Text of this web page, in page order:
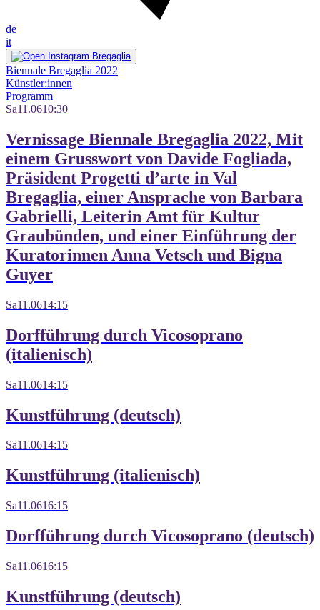
de
it
Biennale Bregaglia 2022
Künstler:innen
Programm
Sa11.0610:30
Vernissage Biennale Bregaglia 2022, Mit
einem Grusswort von Davide Fogliada,
Präsident Progetti d’arte in Val
Bregaglia, einer Ansprache von Barbara
Gabrielli, Leiterin Amt für Kultur
Graubünden, und einer Einführung der
Kuratorinnen Anna Vetsch und Bigna
Guyer
Sa11.0614:15
Dorfführung durch Vicosoprano
(italienisch)
Sa11.0614:15
Kunstführung (deutsch)
Sa11.0614:15
Kunstführung (italienisch)
Sa11.0616:15
Dorfführung durch Vicosoprano (deutsch)
Sa11.0616:15
Kunstführung (deutsch)